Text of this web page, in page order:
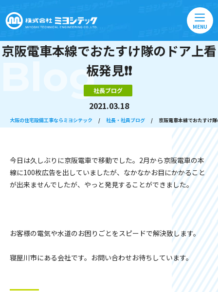
MENU
京阪電車本線でおたすけ隊のドア上看
板発見❗️❗️
社長ブログ
2021.03.18
Blog
大阪の住宅設備工事ならミヨシテック / 社長・社員ブログ / 京阪電車本線でおたすけ隊
今日は久しぶりに京阪電車で移動でした。2月から京阪電車の本
線に100枚広告を出していましたが、なかなかお目にかかること
が出来ませんでしたが、やっと発見することができました。
お客様の電気や水道のお困りごとをスピードで解決致します。
寝屋川市にある会社です。お問い合わせお待ちしています。